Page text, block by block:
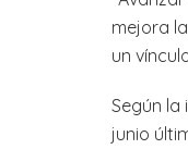
mejora
un
Según la
junio